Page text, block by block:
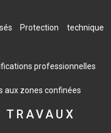
Protection technique
professionnelles
aux zones confinées
TRAVAUX